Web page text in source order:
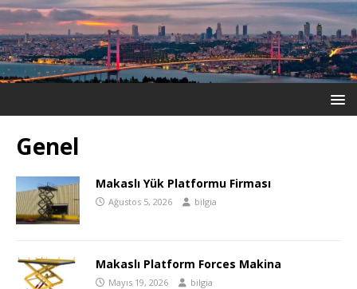
Genel
Makaslı Yük Platformu Firması
Ağustos 5, 2026 bilgia
Makaslı Platform Forces Makina
Mayıs 19, 2026 bilgia